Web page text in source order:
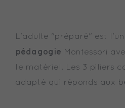
L'adulte "préparé" est l'un
pédagogie Montessori
le matériel. Les 3 piliers
adapté qui réponds aux